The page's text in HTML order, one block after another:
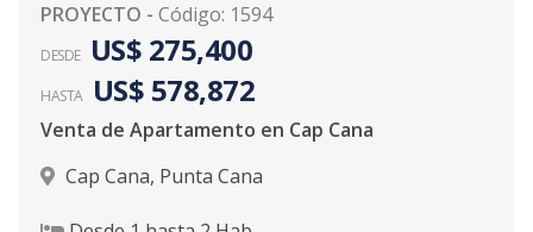
PROYECTO - Código: 1594
DESDE US$ 275,400
HASTA US$ 578,872
Venta de Apartamento en Cap Cana
Cap Cana, Punta Cana